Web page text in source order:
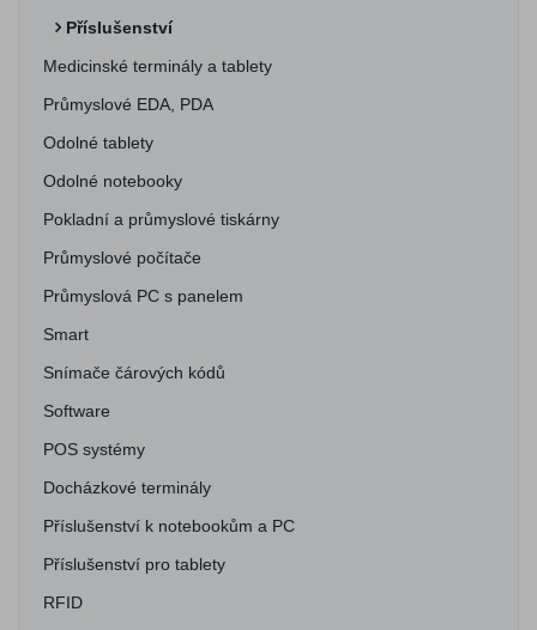
Příslušenství
Medicinské terminály a tablety
Průmyslové EDA, PDA
Odolné tablety
Odolné notebooky
Pokladní a průmyslové tiskárny
Průmyslové počítače
Průmyslová PC s panelem
Smart
Snímače čárových kódů
Software
POS systémy
Docházkové terminály
Příslušenství k notebookům a PC
Příslušenství pro tablety
RFID